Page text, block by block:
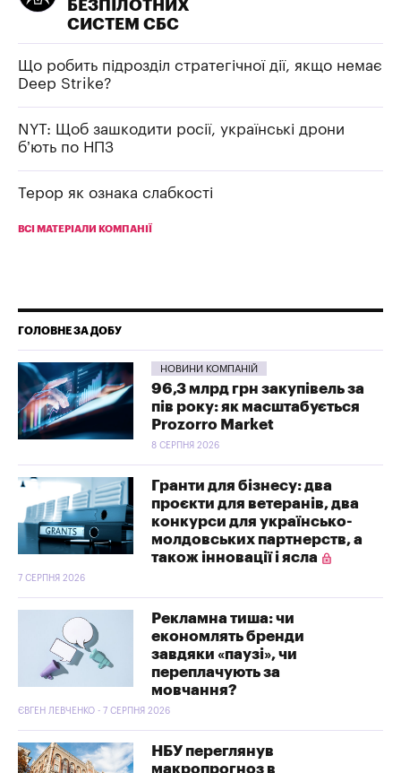
БЕЗПІЛОТНИХ
СИСТЕМ СБС
Що робить підрозділ стратегічної дії, якщо немає
Deep Strike?
NYT: Щоб зашкодити росії, українські дрони
б’ють по НПЗ
Терор як ознака слабкості
ВСІ МАТЕРІАЛИ КОМПАНІЇ
ГОЛОВНЕ ЗА ДОБУ
НОВИНИ КОМПАНІЙ
96,3 млрд грн закупівель за
пів року: як масштабується
Prozorro Market
8 СЕРПНЯ 2026
Гранти для бізнесу: два
проєкти для ветеранів, два
конкурси для українсько-
молдовських партнерств, а
також інновації і ясла
7 СЕРПНЯ 2026
Рекламна тиша: чи
економлять бренди
завдяки «паузі», чи
переплачують за
мовчання?
ЄВГЕН ЛЕВЧЕНКО - 7 СЕРПНЯ 2026
НБУ переглянув
макропрогноз в